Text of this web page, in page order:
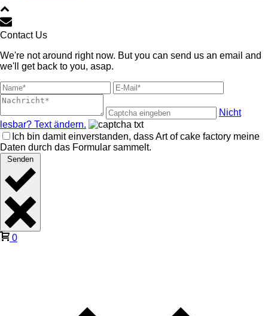
Contact Us
We're not around right now. But you can send us an email and
we'll get back to you, asap.
Nicht
lesbar? Text ändern.
Ich bin damit einverstanden, dass Art of cake factory meine
Daten durch das Formular sammelt.
Senden
0